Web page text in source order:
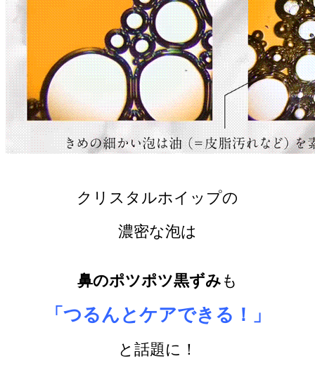
クリスタルホイップの
濃密な泡は
鼻のポツポツ黒ずみ も
「つるんとケアできる！」
と話題に！